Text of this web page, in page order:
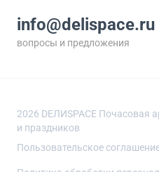
info@delispace.ru
вопросы и предложения
2026 DEЛИSPACE Почасовая
и праздников
Пользовательское